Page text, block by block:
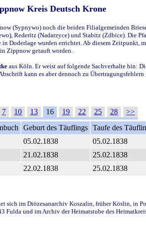
Kreis Deutsch Krone
(Sypnywo) noch die beiden Filialgemeinden
Rederitz (Nadarzyce) und Stabitz (Zdbice). Die
wurden errichtet. Ab diesem Zeitpunkt,
Zippnow getauft worden.
aus Köln. Er weist auf folgende Sachverhalte hin:
kann es aber dennoch zu
7 10 13 16 19 22 25 28
>>
Geburt des Täuflings Taufe des
05.02.1838 05.02.1838
21.02.1838 25.02.1838
22.02.1838 25.02.1838
sich im Diözesanarchiv Koszalin, früher Köslin, in
Fulda und im Archiv der Heimatstube des